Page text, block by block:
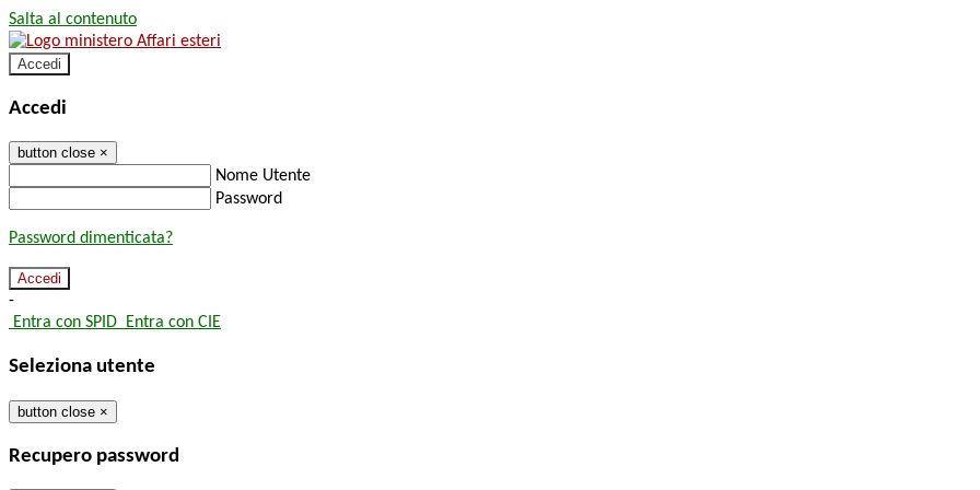
Salta al contenuto
Accedi
Accedi
button close ×
Nome Utente
Password
Password dimenticata?
-
Entra con SPID Entra con CIE
Seleziona utente
button close ×
Recupero password